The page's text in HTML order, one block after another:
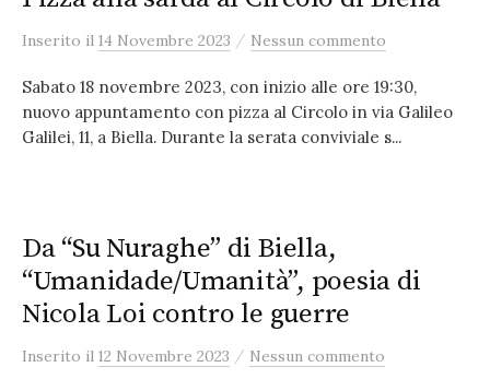
Inserito il 14 Novembre 2023 / Nessun commento
Sabato 18 novembre 2023, con inizio alle ore 19:30,
nuovo appuntamento con pizza al Circolo in via Galileo
Galilei, 11, a Biella. Durante la serata conviviale s...
Da “Su Nuraghe” di Biella,
“Umanidade/Umanità”, poesia di
Nicola Loi contro le guerre
Inserito il 12 Novembre 2023 / Nessun commento